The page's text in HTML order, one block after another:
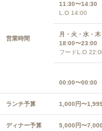
営業時間
11:30〜14:30
L.O 14:00
月・火・水・
18:00〜23:00
フードL.O
00:00〜00:00
ランチ予算 1,000円〜
ディナー予算 5,000円〜